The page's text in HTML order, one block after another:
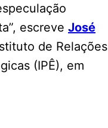
escreve José
de Relações
(IPÊ), em